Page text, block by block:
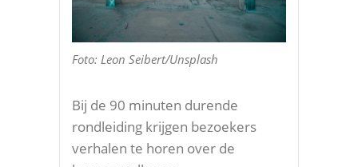
Foto: Leon Seibert/Unsplash
Bij de 90 minuten durende
rondleiding krijgen bezoekers
verhalen te horen over de